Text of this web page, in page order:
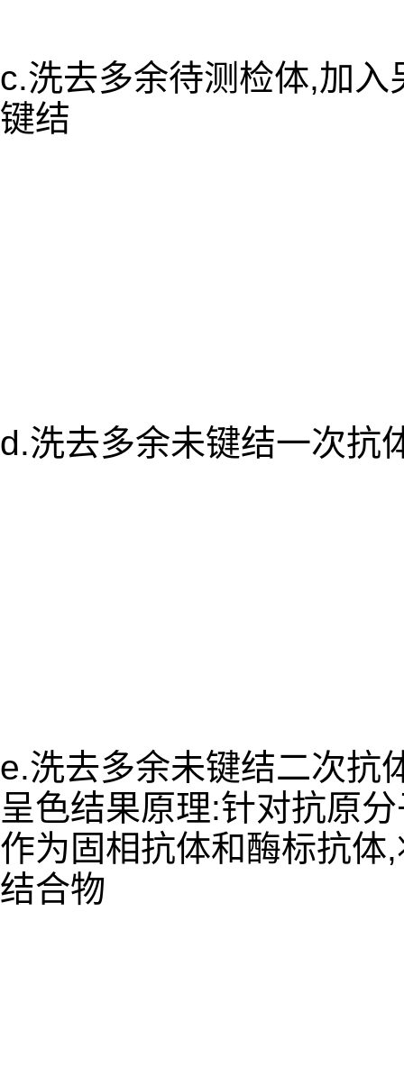
c.洗去多余待测检体,加
键结
d.洗去多余未键结一次抗
e.洗去多余未键结二次抗
呈色结果原理:针对抗原
作为固相抗体和酶标抗
结合物